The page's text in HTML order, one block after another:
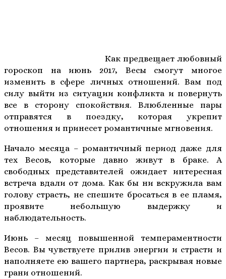
Как предвещает любовный
гороскоп на июнь 2017, Весы смогут многое
изменить в сфере личных отношений. Вам под
силу выйти из ситуации конфликта и повернуть
все в сторону спокойствия. Влюбленные пары
отправятся в поездку, которая укрепит
отношения и принесет романтичные мгновения.
Начало месяца – романтичный период даже для
тех Весов, которые давно живут в браке. А
свободных представителей ожидает интересная
встреча вдали от дома. Как бы ни вскружила вам
голову страсть, не спешите бросаться в ее пламя,
проявите небольшую выдержку и
наблюдательность.
Июнь – месяц повышенной темпераментности
Весов. Вы чувствуете прилив энергии и страсти и
наполняете ею вашего партнера, раскрывая новые
грани отношений.